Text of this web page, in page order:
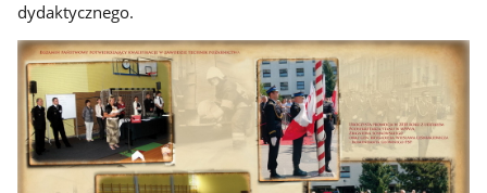
dydaktycznego.